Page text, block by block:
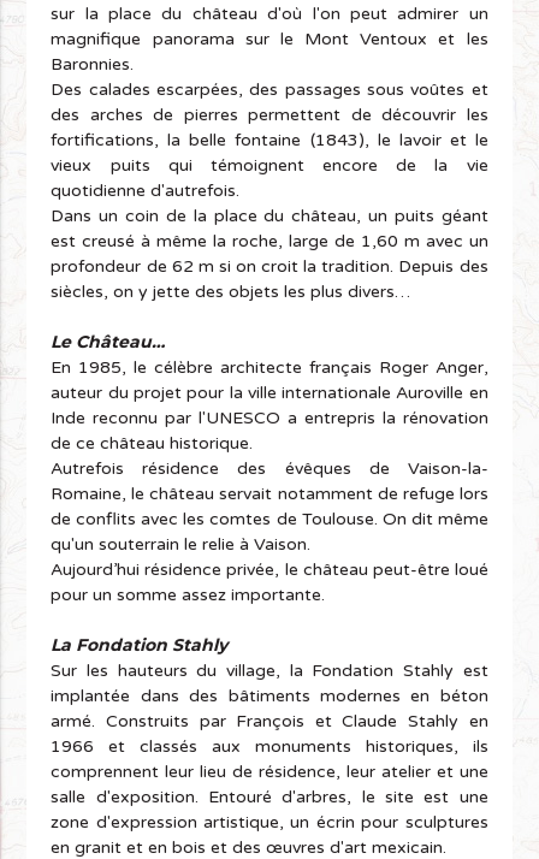
sur la place du château d'où l'on peut admirer un
magnifique panorama sur le Mont Ventoux et les
Baronnies.
Des calades escarpées, des passages sous voûtes et
des arches de pierres permettent de découvrir les
fortifications, la belle fontaine (1843), le lavoir et le
vieux puits qui témoignent encore de la vie
quotidienne d'autrefois.
Dans un coin de la place du château, un puits géant
est creusé à même la roche, large de 1,60 m avec un
profondeur de 62 m si on croit la tradition. Depuis des
siècles, on y jette des objets les plus divers…
Le Château…
En 1985, le célèbre architecte français Roger Anger,
auteur du projet pour la ville internationale Auroville en
Inde reconnu par l'UNESCO a entrepris la rénovation
de ce château historique.
Autrefois résidence des évêques de Vaison-la-
Romaine, le château servait notamment de refuge lors
de conflits avec les comtes de Toulouse. On dit même
qu'un souterrain le relie à Vaison.
Aujourd’hui résidence privée, le château peut-être loué
pour un somme assez importante.
La Fondation Stahly
Sur les hauteurs du village, la Fondation Stahly est
implantée dans des bâtiments modernes en béton
armé. Construits par François et Claude Stahly en
1966 et classés aux monuments historiques, ils
comprennent leur lieu de résidence, leur atelier et une
salle d'exposition. Entouré d'arbres, le site est une
zone d'expression artistique, un écrin pour sculptures
en granit et en bois et des œuvres d'art mexicain.